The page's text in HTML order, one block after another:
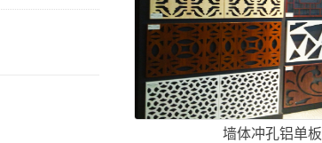
墙体冲孔铝单板